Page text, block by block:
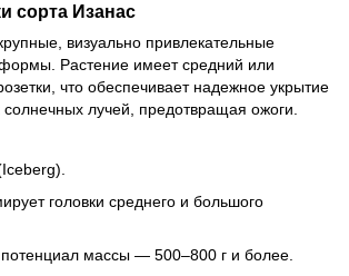
сорта Изанас
визуально привлекательные
формы. Растение имеет средний или
что обеспечивает надежное укрытие
лучей, предотвращая ожоги.
головки среднего и большого
массы — 500–800 г и более.